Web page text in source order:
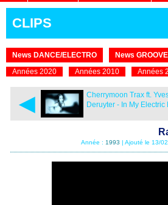
CLIPS
News DANCE/ELECTRO News
Années 2020
Années 2010 Années
◄
Cherrymoon Trax ft.
Deruyter - In My Electric
Année : 1993 | Ajouté le 13/